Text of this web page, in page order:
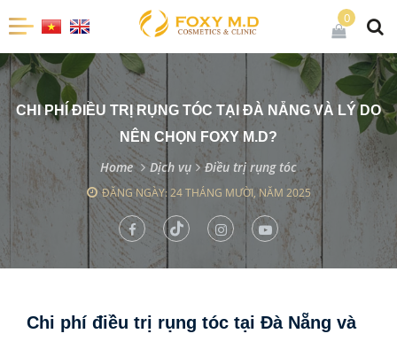
0
CHI PHÍ ĐIỀU TRỊ RỤNG TÓC TẠI ĐÀ NẴNG VÀ LÝ DO
NÊN CHỌN FOXY M.D?
Home Dịch vụ Điều trị rụng tóc
ĐĂNG NGÀY: 24 THÁNG MƯỜI, NĂM 2025
Chi phí điều trị rụng tóc tại Đà Nẵng và